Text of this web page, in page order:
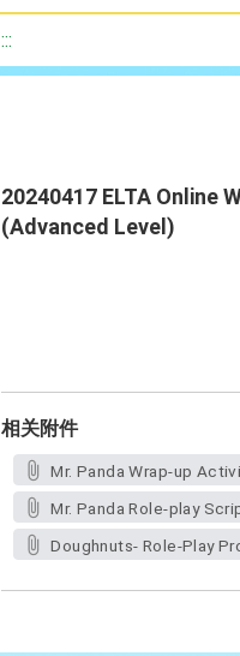
:::
20240417 ELTA
(Advanced Level)
相关附件
Mr. Panda Wrap-up
Mr. Panda Role-play
Doughnuts- Role-Play